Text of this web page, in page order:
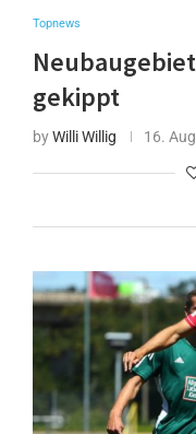
Topnews
gekippt
byWilli Willig 16.